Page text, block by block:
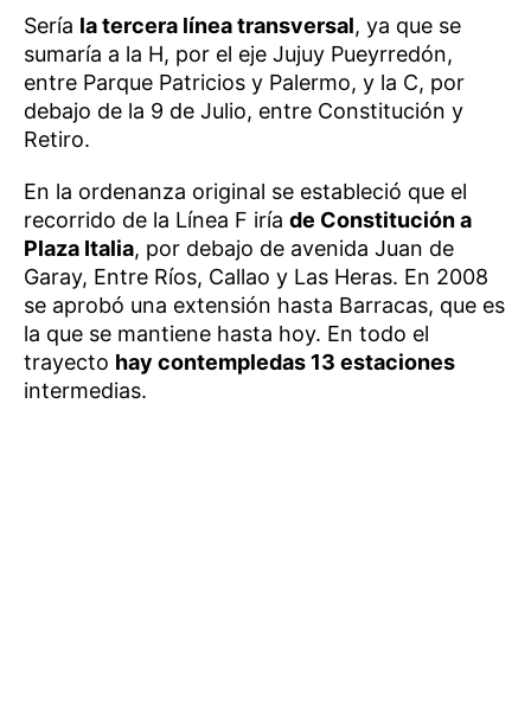
Sería la tercera línea transversal, ya que se
sumaría a la H, por el eje Jujuy Pueyrredón,
entre Parque Patricios y Palermo, y la C, por
debajo de la 9 de Julio, entre Constitución y
Retiro.
En la ordenanza original se estableció que el
recorrido de la Línea F iría de Constitución a
Plaza Italia, por debajo de avenida Juan de
Garay, Entre Ríos, Callao y Las Heras. En 2008
se aprobó una extensión hasta Barracas, que es
la que se mantiene hasta hoy. En todo el
trayecto hay contempledas 13 estaciones
intermedias.